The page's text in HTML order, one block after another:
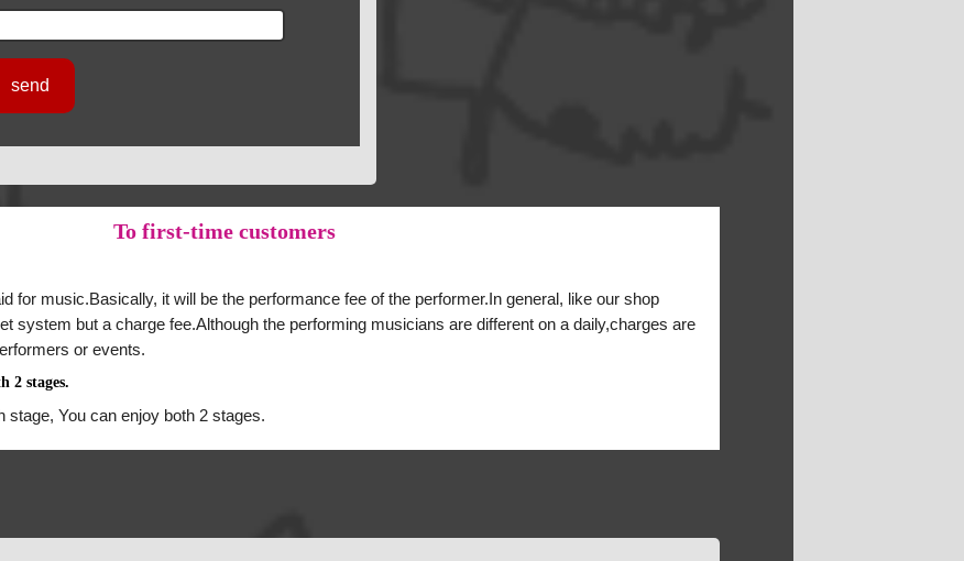
To first-time customers
for music.Basically, it will be the performance fee of the performer.In general, like our shop
system but a charge fee.Although the performing musicians are different on a daily,charges are
or events.
2 stages.
You can enjoy both 2 stages.